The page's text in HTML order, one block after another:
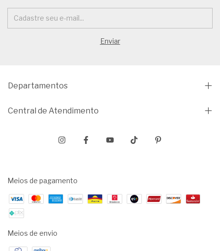
Departamentos
Central de Atendimento
Meios de pagamento
Meios de envio